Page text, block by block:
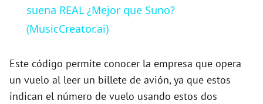
a
V
suena REAL ¿Mejor que Suno?
(MusicCreator.ai)
Este código permite conocer la empresa que opera
un vuelo al leer un billete de avión, ya que estos
indican el número de vuelo usando estos dos